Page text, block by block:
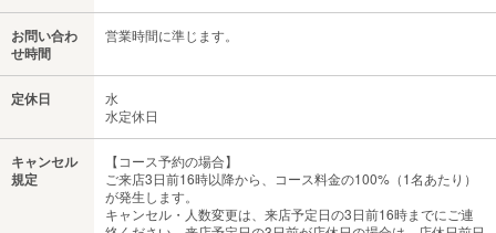
お問い合わ
せ時間
営業時間に準じます。
定休日
水
水定休日
キャンセル
規定
【コース予約の場合】
ご来店3日前16時以降から、コース料金の100%（1名あたり）
が発生します。
キャンセル・人数変更は、来店予定日の3日前16時までにご連